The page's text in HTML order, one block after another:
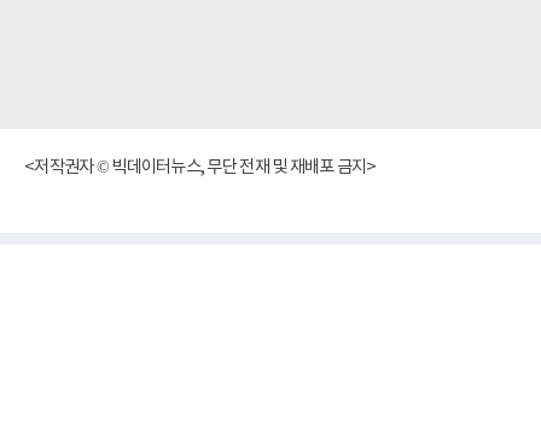
<저작권자 © 빅데이터뉴스, 무단 전재 및 재배포 금지>